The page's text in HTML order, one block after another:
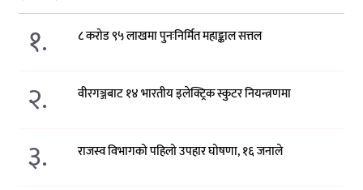
१. ८ करोड ९५ लाखमा पुनःनिर्मित महाङ्काल सत्तल
२. वीरगञ्जबाट १४ भारतीय इलेक्ट्रिक स्कुटर नियन्त्रणमा
३. राजस्व विभागको पहिलो उपहार घोषणा, १६ जनाले